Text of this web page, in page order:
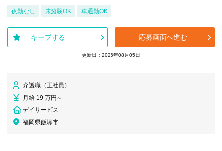
夜勤なし 未経験OK 車通勤OK
キープする 応募画面へ進む
更新日：2026年08月05日
介護職（正社員）
月給 19 万円～
デイサービス
福岡県飯塚市